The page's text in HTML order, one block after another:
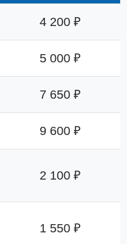
4 200 ₽
5 000 ₽
7 650 ₽
9 600 ₽
2 100 ₽
1 550 ₽